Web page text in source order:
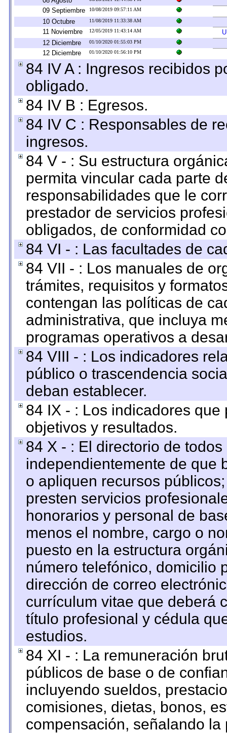
09 Septiembre 10/08/2019 09:57:11 AM
10 Octubre 11/08/2019 11:33:38 AM
11 Noviembre 12/05/2019 11:43:14 AM
12 Diciembre
01/10/2020 01:55:03 PM
12 Diciembre 01/10/2020 01:56:10 PM
84 IV A : Ingresos recibidos
obligado.
84 IV B : Egresos.
84 IV C : Responsables de
ingresos.
84 V - : Su estructura
permita vincular cada parte
responsabilidades que le
prestador de servicios
obligados, de conformidad
84 VI - : Las facultades de
84 VII - : Los manuales de
trámites, requisitos y
contengan las políticas de
administrativa, que incluya
programas operativos a
84 VIII - : Los indicadores
público o trascendencia
deban establecer.
84 IX - : Los indicadores
objetivos y resultados.
84 X - : El directorio de
independientemente de que
o apliquen recursos
presten servicios
honorarios y personal de
menos el nombre, cargo o
puesto en la estructura
número telefónico, domicilio
dirección de correo
currículum vitae que deberá
título profesional y cédula
estudios.
84 XI - : La remuneración
públicos de base o de
incluyendo sueldos,
comisiones, dietas, bonos,
compensación, señalando